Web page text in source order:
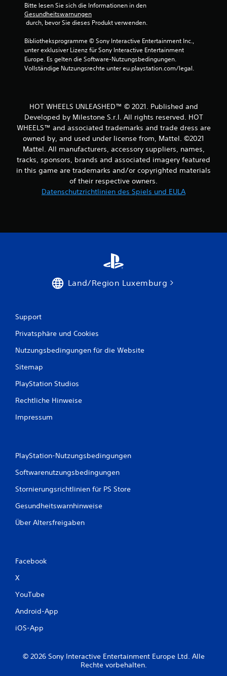
e
n
s
2
B
e
e
Bitte lesen Sie sich die Informationen in den
Gesundheitswarnungen
durch, bevor Sie dieses Produkt verwenden.
Bibliotheksprogramme © Sony Interactive Entertainment Inc.,
unter exklusiver Lizenz für Sony Interactive Entertainment
Europe. Es gelten die Software-Nutzungsbedingungen.
Vollständige Nutzungsrechte unter eu.playstation.com/legal.
HOT WHEELS UNLEASHED™ © 2021. Published and
Developed by Milestone S.r.l. All rights reserved. HOT
WHEELS™ and associated trademarks and trade dress are
owned by, and used under license from, Mattel. ©2021
Mattel. All manufacturers, accessory suppliers, names,
tracks, sponsors, brands and associated imagery featured
in this game are trademarks and/or copyrighted materials
of their respective owners.
Datenschutzrichtlinien des Spiels und EULA
Land/Region Luxemburg
Support
Privatsphäre und Cookies
Nutzungsbedingungen für die Website
Sitemap
PlayStation Studios
Rechtliche Hinweise
Impressum
PlayStation-Nutzungsbedingungen
Softwarenutzungsbedingungen
Stornierungsrichtlinien für PS Store
Gesundheitswarnhinweise
Über Altersfreigaben
Facebook
X
YouTube
Android-App
iOS-App
© 2026 Sony Interactive Entertainment Europe Ltd. Alle
Rechte vorbehalten.